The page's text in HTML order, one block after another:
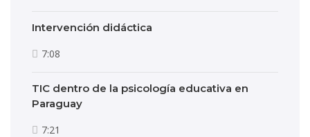
Intervención didáctica
7:08
TIC dentro de la psicología educativa en
Paraguay
7:21